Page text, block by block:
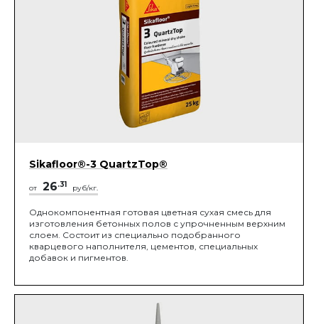
Sikafloor®-3 QuartzTop®
от 26.31 руб/кг.
Однокомпонентная готовая цветная сухая смесь для
изготовления бетонных полов с упрочненным верхним
слоем. Состоит из специально подобранного
кварцевого наполнителя, цементов, специальных
добавок и пигментов.